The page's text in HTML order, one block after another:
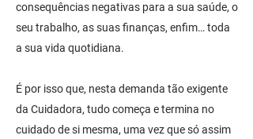
consequências negativas para a sua saúde, o
seu trabalho, as suas finanças, enfim… toda
a sua vida quotidiana.
É por isso que, nesta demanda tão exigente
da Cuidadora, tudo começa e termina no
cuidado de si mesma, uma vez que só assim